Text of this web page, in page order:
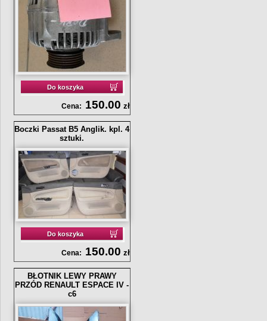
Do koszyka
Cena: 150.00 zł
Boczki Passat B5 Anglik. kpl. 4
sztuki.
Do koszyka
Cena: 150.00 zł
BŁOTNIK LEWY PRAWY
PRZÓD RENAULT ESPACE IV -
c6